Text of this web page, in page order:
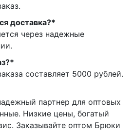
доставка?*
через надежные
составляет 5000 рублей.
партнер для оптовых
Низкие цены, богатый
Заказывайте оптом Брюки